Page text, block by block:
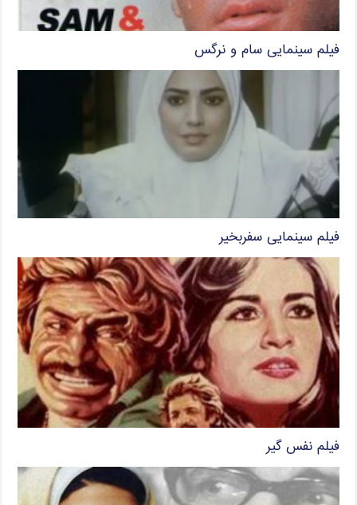
فیلم سینمایی سام و نرگس
فیلم سینمایی سفربخیر
فیلم نفس گیر